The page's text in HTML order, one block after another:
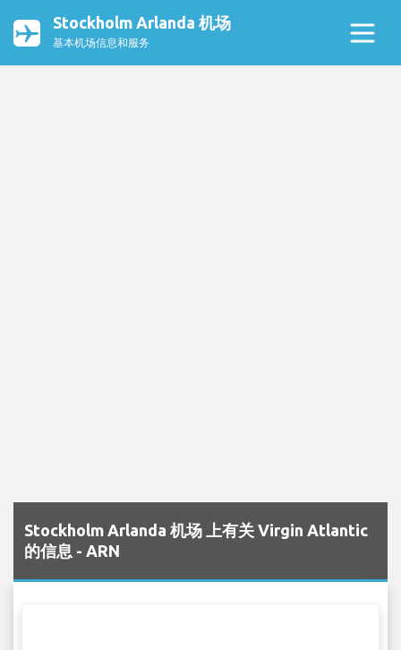
Stockholm Arlanda 机场
基本机场信息和服务
Stockholm Arlanda 机场 上有关 Virgin Atlantic
的信息 - ARN